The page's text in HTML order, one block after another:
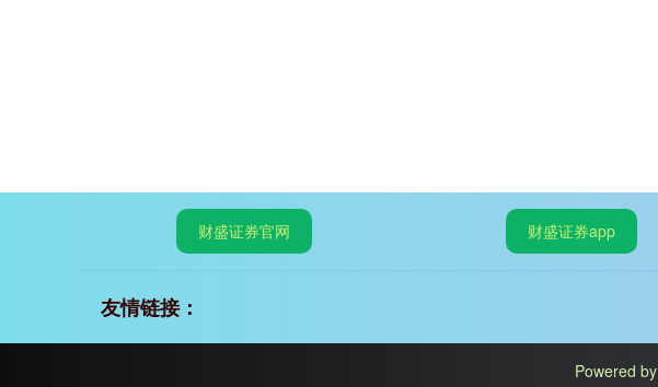
财盛证券官网 财盛证券app
友情链接：
Powered by